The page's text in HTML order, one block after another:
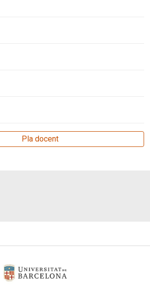
Pla docent